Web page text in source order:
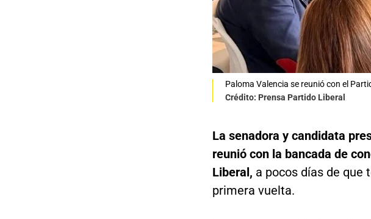
Paloma Valencia se reunió con el
Crédito: Prensa Partido Liberal
La senadora y candidata
reunió con la bancada de
Liberal, a pocos días de que
primera vuelta.